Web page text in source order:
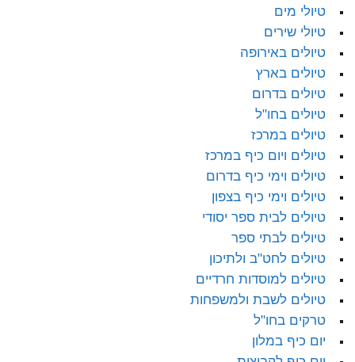
טיולי מים
טיולי שירים
טיולים באירופה
טיולים בארץ
טיולים בדרום
טיולים בחו"ל
טיולים במרכז
טיולים ויום כיף במרכז
טיולים וימי כיף בדרום
טיולים וימי כיף בצפון
טיולים לבית ספר יסודי
טיולים לבתי ספר
טיולים לחט"ב ולתיכון
טיולים למוסדות חרדיים
טיולים לשבת ולמשפחות
טרקים בחו"ל
יום כיף במלון